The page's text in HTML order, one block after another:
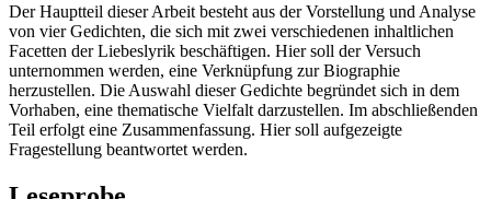
Der Hauptteil dieser Arbeit besteht aus der Vorstellung und Analyse
von vier Gedichten, die sich mit zwei verschiedenen inhaltlichen
Facetten der Liebeslyrik beschäftigen. Hier soll der Versuch
unternommen werden, eine Verknüpfung zur Biographie
herzustellen. Die Auswahl dieser Gedichte begründet sich in dem
Vorhaben, eine thematische Vielfalt darzustellen. Im abschließenden
Teil erfolgt eine Zusammenfassung. Hier soll aufgezeigte
Fragestellung beantwortet werden.